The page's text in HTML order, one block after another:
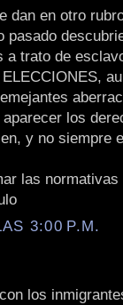
dan en otro
pasado
a trato de
los
y no siempre
las
3:00 P.M.
los